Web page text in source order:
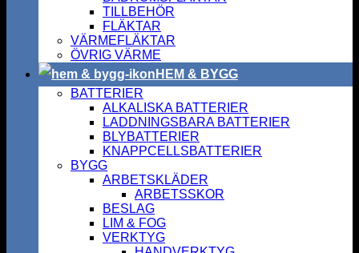
TILLBEHÖR
FLÄKTAR
VÄRMEFLÄKTAR
ÖVRIG VÄRME
HEM & BYGG
BATTERIER
ALKALISKA BATTERIER
LADDNINGSBARA BATTERIER
BLYBATTERIER
KNAPPCELLSBATTERIER
BYGG
ARBETSKLÄDER
ARBETSSKOR
BESLAG
LIM & FOG
VERKTYG